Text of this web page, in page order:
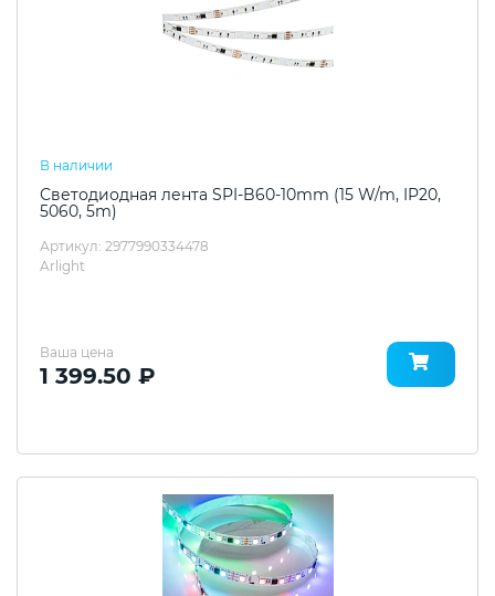
В наличии
Светодиодная лента SPI-B60-10mm (15 W/m, IP20,
5060, 5m)
Артикул: 2977990334478
Arlight
Ваша цена
1 399.50 ₽